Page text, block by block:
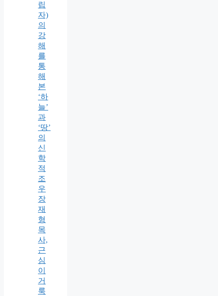
립
자)
의
강
해
를
통
해
본
‘하
늘’
과
‘땅’
의
신
학
적
조
우
장
재
형
목
사,
근
심
이
거
룩